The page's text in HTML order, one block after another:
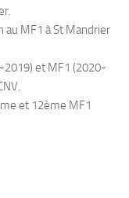
au MF1 à St Mandrier
2019) et MF1 (2020-
et 12ème MF1